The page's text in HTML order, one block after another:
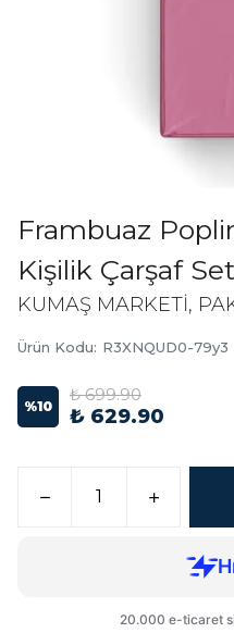
Frambuaz
Kişilik Çarşaf
KUMAŞ MARKETİ,
Ürün Kodu: R3XNQUD0-79y3
%10
₺ 699.90
₺ 629.90